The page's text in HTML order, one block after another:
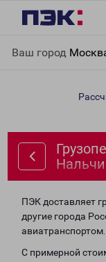
Ваш город
Нальчик
ПЭК доставляет
другие города
авиатранспортом.
С примерной